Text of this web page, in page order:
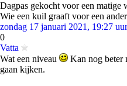
Dagpas gekocht voor een matige
Wie een kuil graaft voor een
zondag 17 januari 2021, 19:27 uur
0
Vatta
Wat een niveau
Kan nog beter
gaan kijken.